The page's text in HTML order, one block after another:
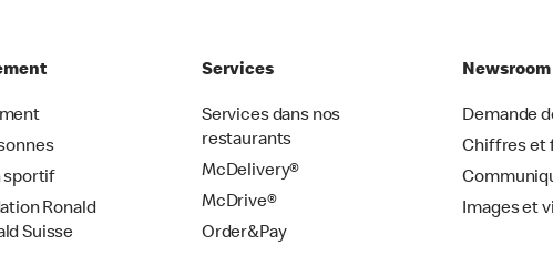
sportif
Ronald
Suisse
Services
Services dans nos
restaurants
McDelivery®
McDrive®
Order&Pay
Newsroom
Demande
Chiffres et
Images et